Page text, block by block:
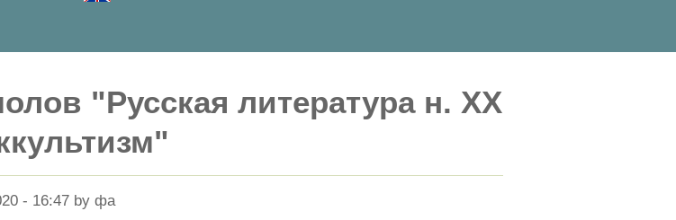
"Русская литература н. XX
- 16:47 by фа